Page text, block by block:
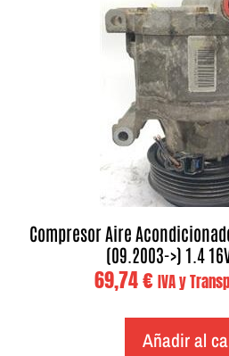
Compresor Aire
(09.2003->) 1.4
69,74€ IVA y
Añadir al